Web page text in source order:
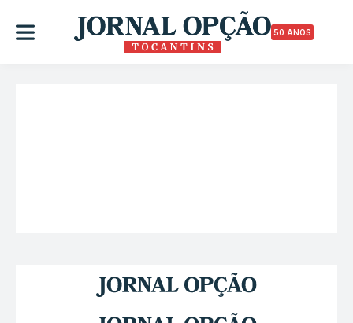
50 ANOS